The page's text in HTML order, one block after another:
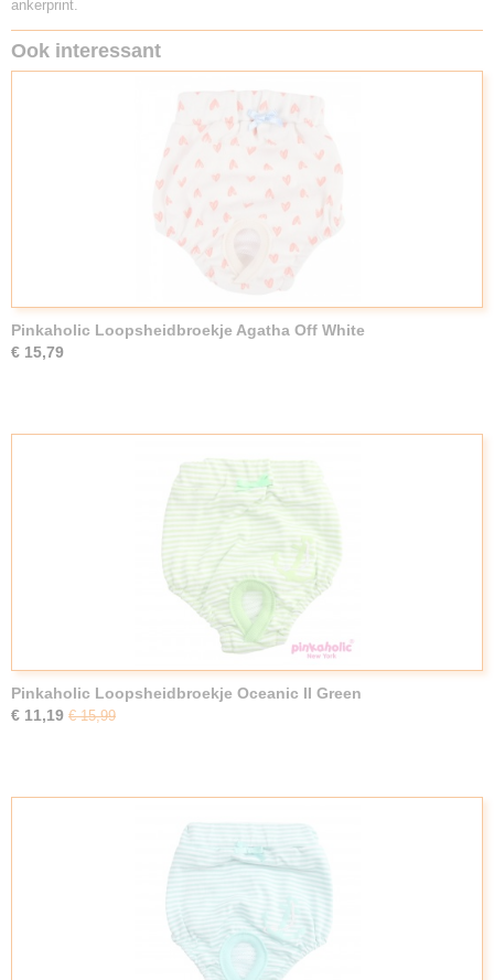
ankerprint.
Ook interessant
Pinkaholic Loopsheidbroekje Agatha Off White
€ 15,79
Pinkaholic Loopsheidbroekje Oceanic II Green
€ 11,19 € 15,99